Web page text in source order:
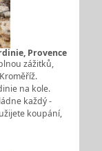
Provence
zážitků,
na kole.
každý -
koupání,